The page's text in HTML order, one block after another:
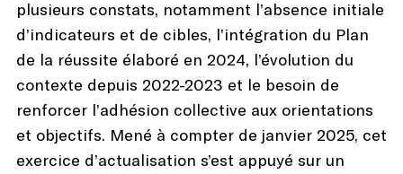
plusieurs constats, notamment l’absence initiale
d’indicateurs et de cibles, l’intégration du Plan
de la réussite élaboré en 2024, l’évolution du
contexte depuis 2022-2023 et le besoin de
renforcer l’adhésion collective aux orientations
et objectifs. Mené à compter de janvier 2025, cet
exercice d’actualisation s’est appuyé sur un